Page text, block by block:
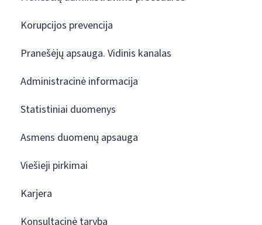
Korupcijos prevencija
Pranešėjų apsauga. Vidinis kanalas
Administracinė informacija
Statistiniai duomenys
Asmens duomenų apsauga
Viešieji pirkimai
Karjera
Konsultacinė taryba